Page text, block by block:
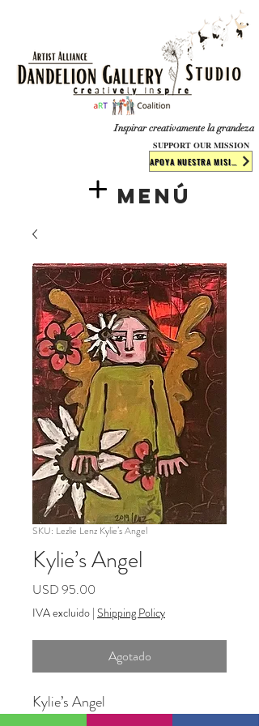
​​​Inspirar creativamente la grandeza
Menú
SUPPORT OUR MISSION
SKU: Lezlie Lenz Kylie’s Angel
Kylie’s Angel
USD 95.00
IVA excluido | Shipping Policy
Agotado
Kylie’s Angel
Acrylic on canvas